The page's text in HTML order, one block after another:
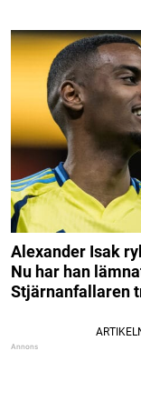
Alexander Isak
Nu har han
Stjärnanfallaren